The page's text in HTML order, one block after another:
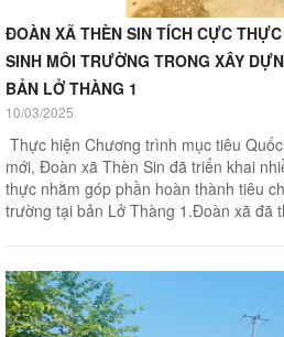
ĐOÀN XÃ THÈN SIN TÍCH CỰC
SINH MÔI TRƯỜNG TRONG XÂY
BẢN LỞ THÀNG 1
10/03/2025
Thực hiện Chương trình mục tiêu
mới, Đoàn xã Thèn Sin đã triển khai
thực nhằm góp phần hoàn thành tiêu
trường tại bản Lở Thàng 1.Đoàn xã đã